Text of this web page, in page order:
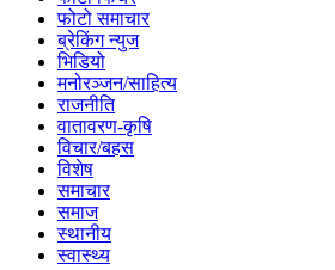
फोटो समाचार
ब्रेकिंग न्युज
भिडियो
मनोरञ्जन/साहित्य
राजनीति
वातावरण-कृषि
विचार/बहस
विशेष
समाचार
समाज
स्थानीय
स्वास्थ्य